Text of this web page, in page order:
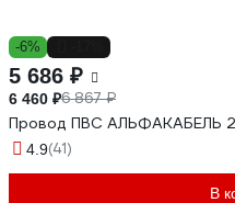
-6%
5 686 ₽
6 460 ₽6 867 ₽
Провод ПВС АЛЬФАКАБЕЛЬ
4.9(41)
В